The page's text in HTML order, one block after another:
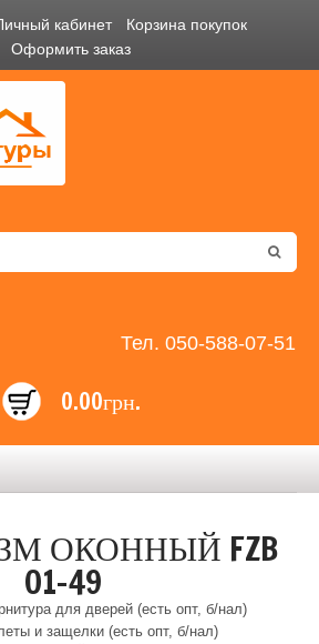
кабинет
Корзина покупок
Оформить заказ
Тел. 050-588-07-51
0.00грн.
ОКОННЫЙ FZB
01-49
для дверей (есть опт, б/нал)
и защелки (есть опт, б/нал)